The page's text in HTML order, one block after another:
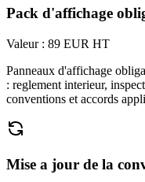
Pack d'affichage
Valeur : 89 EUR HT
Panneaux d'affichage
: reglement interieur,
conventions et accords
Mise a jour de la